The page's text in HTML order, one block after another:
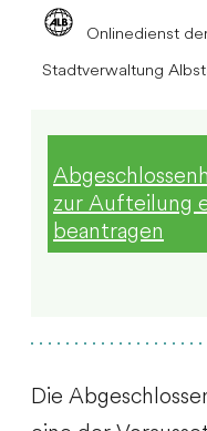
Onlinedienst
Stadtverwaltung
zur Aufteilung
beantragen
Die